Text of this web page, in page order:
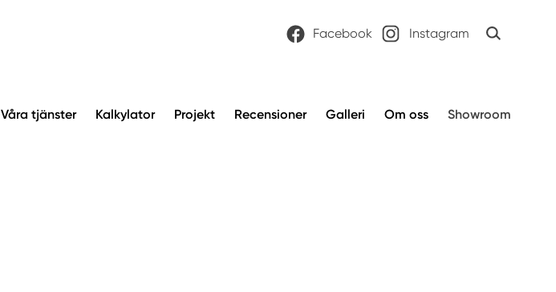
Facebook Instagram
Våra tjänster Kalkylator Projekt Recensioner Galleri Om oss Showroom